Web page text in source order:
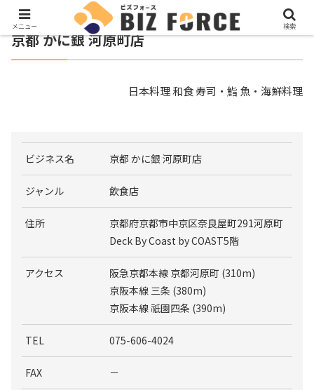
京都 かに銀 河原町店
日本料理 和食 寿司・鮨 魚・海鮮料理
ビジネス名 京都 かに銀 河原町店
ジャンル 飲食店
住所
京都府京都市中京区奈良屋町291河原町
Deck By Coast by COAST5階
アクセス
阪急京都本線 京都河原町 (310m)
京阪本線 三条 (380m)
京阪本線 祇園四条 (390m)
TEL 075-606-4024
FAX －
メニュー 検索